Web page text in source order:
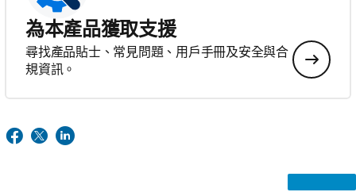
為本產品獲取支援
尋找產品貼士、常見問題、用戶手冊及安全與合
規資訊。